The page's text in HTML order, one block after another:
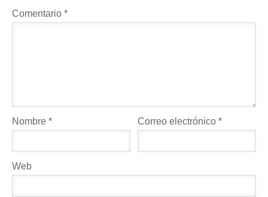
Comentario *
Nombre * Correo electrónico*
Web